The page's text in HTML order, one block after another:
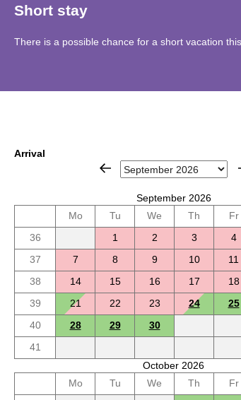
Short stay
There is a possible chance for a short vacation
Arrival
September 2026
Mo
Tu We Th Fr
36
1 2 3 4
37
7 8 9 10 11
38
14 15 16 17 18
39
21 22 23 24 25
40
28 29
30
41
October 2026
Mo
Tu We Th Fr